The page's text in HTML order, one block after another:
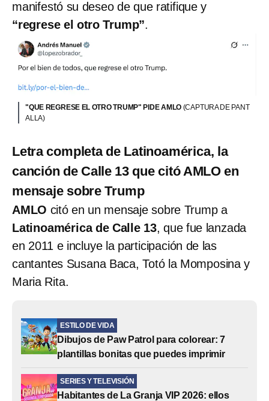
manifestó su deseo de que ratifique y
“regrese el otro Trump”.
"QUE REGRESE EL OTRO TRUMP" PIDE AMLO (CAPTURA DE PANT
ALLA)
Letra completa de Latinoamérica, la
canción de Calle 13 que citó AMLO en
mensaje sobre Trump
AMLO citó en un mensaje sobre Trump a
Latinoamérica de Calle 13, que fue lanzada
en 2011 e incluye la participación de las
cantantes Susana Baca, Totó la Momposina y
Maria Rita.
ESTILO DE VIDA
Dibujos de Paw Patrol para colorear: 7
plantillas bonitas que puedes imprimir
SERIES Y TELEVISIÓN
Habitantes de La Granja VIP 2026: ellos